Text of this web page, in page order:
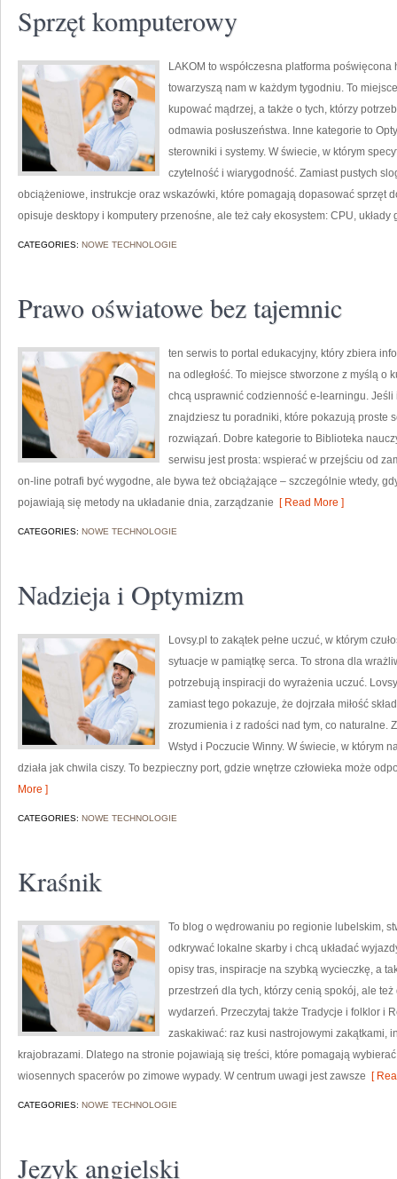
Sprzęt komputerowy
LAKOM to współczesna platforma
towarzyszą nam w każdym tygodniu. To
kupować mądrzej, a także o tych, którzy
odmawia posłuszeństwa. Inne kategorie to
sterowniki i systemy. W świecie, w którym
czytelność i wiarygodność. Zamiast pustych
obciążeniowe, instrukcje oraz wskazówki, które pomagają dopasować sprzęt
opisuje desktopy i komputery przenośne, ale też cały ekosystem: CPU,
CATEGORIES: NOWE TECHNOLOGIE
Prawo oświatowe bez tajemnic
ten serwis to portal edukacyjny, który zbiera
na odległość. To miejsce stworzone z myślą o
chcą usprawnić codzienność e-learningu.
znajdziesz tu poradniki, które pokazują proste
rozwiązań. Dobre kategorie to Biblioteka
serwisu jest prosta: wspierać w przejściu od
on-line potrafi być wygodne, ale bywa też obciążające – szczególnie wtedy,
pojawiają się metody na układanie dnia, zarządzanie [ Read More ]
CATEGORIES: NOWE TECHNOLOGIE
Nadzieja i Optymizm
Lovsy.pl to zakątek pełne uczuć, w którym
sytuacje w pamiątkę serca. To strona dla
potrzebują inspiracji do wyrażenia uczuć.
zamiast tego pokazuje, że dojrzała miłość
zrozumienia i z radości nad tym, co naturalne.
Wstyd i Poczucie Winny. W świecie, w którym
działa jak chwila ciszy. To bezpieczny port, gdzie wnętrze człowieka może
More ]
CATEGORIES: NOWE TECHNOLOGIE
Kraśnik
To blog o wędrowaniu po regionie lubelskim,
odkrywać lokalne skarby i chcą układać
opisy tras, inspiracje na szybką wycieczkę, a
przestrzeń dla tych, którzy cenią spokój, ale
wydarzeń. Przeczytaj także Tradycje i folklor i
zaskakiwać: raz kusi nastrojowymi zakątkami,
krajobrazami. Dlatego na stronie pojawiają się treści, które pomagają
wiosennych spacerów po zimowe wypady. W centrum uwagi jest zawsze [
CATEGORIES: NOWE TECHNOLOGIE
Język angielski